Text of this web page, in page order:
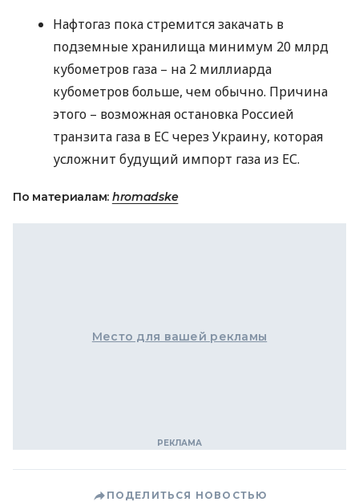
Нафтогаз пока стремится закачать в
подземные хранилища минимум 20 млрд
кубометров газа – на 2 миллиарда
кубометров больше, чем обычно. Причина
этого – возможная остановка Россией
транзита газа в ЕС через Украину, которая
усложнит будущий импорт газа из ЕС.
По материалам: hromadske
Место для вашей рекламы
ПОДЕЛИТЬСЯ НОВОСТЬЮ